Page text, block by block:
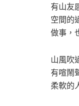
有山友
空間的
做事，
山風吹
有喧鬧
柔軟的